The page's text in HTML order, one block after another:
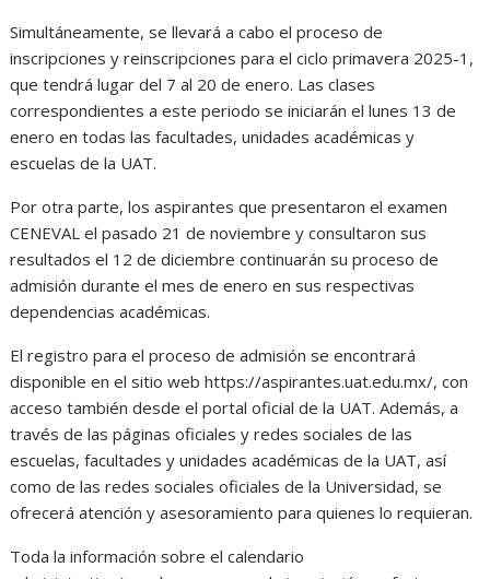
Simultáneamente, se llevará a cabo el proceso de
inscripciones y reinscripciones para el ciclo primavera 2025-1,
que tendrá lugar del 7 al 20 de enero. Las clases
correspondientes a este periodo se iniciarán el lunes 13 de
enero en todas las facultades, unidades académicas y
escuelas de la UAT.
Por otra parte, los aspirantes que presentaron el examen
CENEVAL el pasado 21 de noviembre y consultaron sus
resultados el 12 de diciembre continuarán su proceso de
admisión durante el mes de enero en sus respectivas
dependencias académicas.
El registro para el proceso de admisión se encontrará
disponible en el sitio web https://aspirantes.uat.edu.mx/, con
acceso también desde el portal oficial de la UAT. Además, a
través de las páginas oficiales y redes sociales de las
escuelas, facultades y unidades académicas de la UAT, así
como de las redes sociales oficiales de la Universidad, se
ofrecerá atención y asesoramiento para quienes lo requieran.
Toda la información sobre el calendario